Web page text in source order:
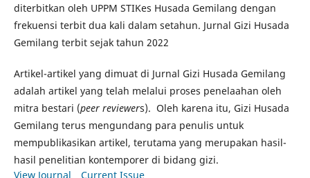
diterbitkan oleh UPPM STIKes Husada Gemilang dengan
frekuensi terbit dua kali dalam setahun. Jurnal Gizi Husada
Gemilang terbit sejak tahun 2022
Artikel-artikel yang dimuat di Jurnal Gizi Husada Gemilang
adalah artikel yang telah melalui proses penelaahan oleh
mitra bestari (peer reviewers). Oleh karena itu, Gizi Husada
Gemilang terus mengundang para penulis untuk
mempublikasikan artikel, terutama yang merupakan hasil-
hasil penelitian kontemporer di bidang gizi.
View Journal
Current Issue